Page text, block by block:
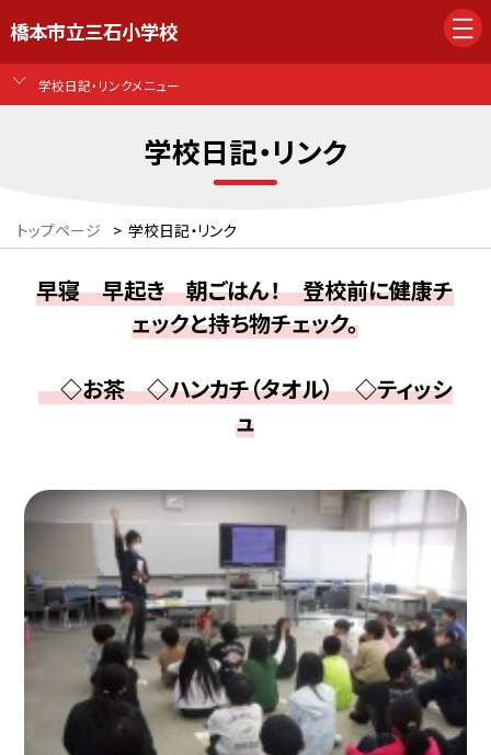
橋本市立三石小学校
学校日記・リンクメニュー
学校日記・リンク
トップページ > 学校日記・リンク
早寝 早起き 朝ごはん！ 登校前に健康チ
ェックと持ち物チェック。
◇お茶 ◇ハンカチ（タオル） ◇ティッシ
ュ